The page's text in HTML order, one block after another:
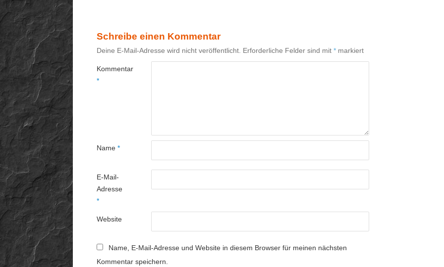
Schreibe einen Kommentar
Deine E-Mail-Adresse wird nicht veröffentlicht. Erforderliche Felder sind mit * markiert
Kommentar
*
Name *
E-Mail-
Adresse
*
Website
Name, E-Mail-Adresse und Website in diesem Browser für meinen nächsten
Kommentar speichern.